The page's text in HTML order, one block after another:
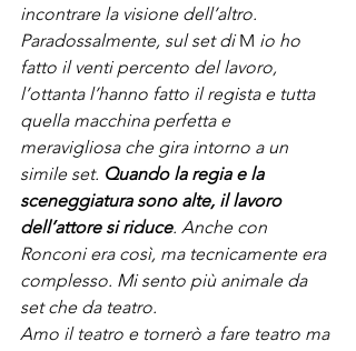
incontrare la visione dell’altro.
Paradossalmente, sul set di M io ho
fatto il venti percento del lavoro,
l’ottanta l’hanno fatto il regista e tutta
quella macchina perfetta e
meravigliosa che gira intorno a un
simile set. Quando la regia e la
sceneggiatura sono alte, il lavoro
dell’attore si riduce. Anche con
Ronconi era così, ma tecnicamente era
complesso. Mi sento più animale da
set che da teatro.
Amo il teatro e tornerò a fare teatro ma